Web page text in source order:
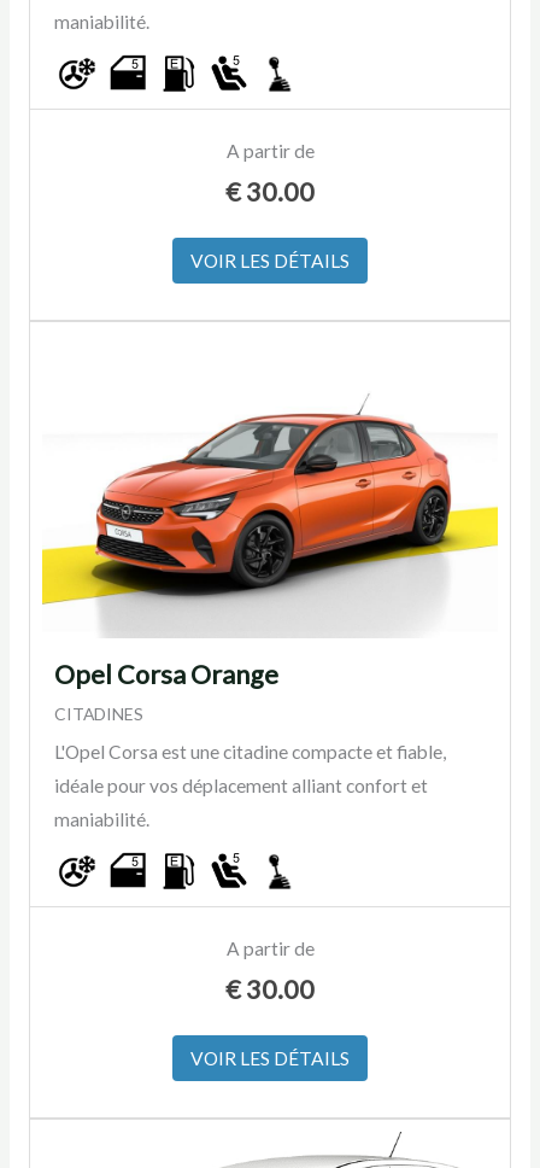
maniabilité.
A partir de
€30.00
VOIR LES DÉTAILS
Opel Corsa Orange
CITADINES
L'Opel Corsa est une citadine compacte et fiable,
idéale pour vos déplacement alliant confort et
maniabilité.
A partir de
€30.00
VOIR LES DÉTAILS